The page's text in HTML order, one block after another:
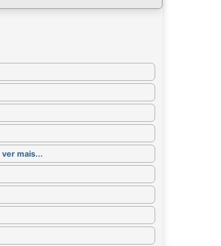
ver mais...